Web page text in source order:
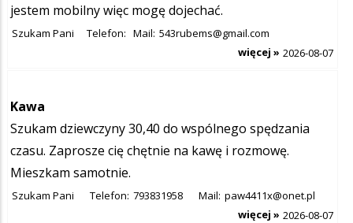
jestem mobilny więc mogę dojechać.
Szukam Pani Telefon: Mail: 543rubems@gmail.com
2026-08-07
więcej »
Kawa
Szukam dziewczyny 30,40 do wspólnego spędzania
czasu. Zaprosze cię chętnie na kawę i rozmowę.
Mieszkam samotnie.
Szukam Pani Telefon: 793831958 Mail: paw4411x@onet.pl
2026-08-07
więcej »